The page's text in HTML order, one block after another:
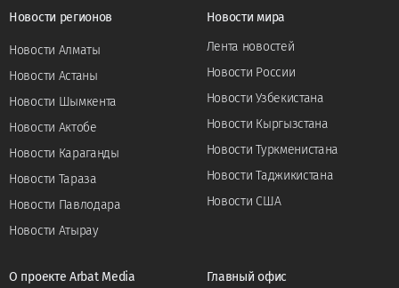
Новости регионов
Новости Алматы
Новости Астаны
Новости Шымкента
Новости Актобе
Новости Караганды
Новости Тараза
Новости Павлодара
Новости Атырау
Новости мира
Лента новостей
Новости России
Новости Узбекистана
Новости Кыргызстана
Новости Туркменистана
Новости Таджикистана
Новости США
О проекте Arbat Media
Главный офис